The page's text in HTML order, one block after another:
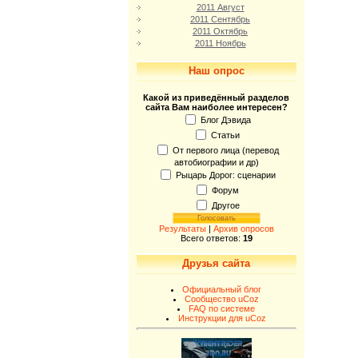
2011 Август
2011 Сентябрь
2011 Октябрь
2011 Ноябрь
Наш опрос
Какой из приведённый разделов
сайта Вам наиболее интересен?
Блог Дэвида
Статьи
От первого лица (перевод
автобиографии и др)
Рыцарь Дорог: сценарии
Форум
Другое
Результаты| Архив опросов
Всего ответов: 19
Друзья сайта
Официальный блог
Сообщество uCoz
FAQ по системе
Инструкции для uCoz